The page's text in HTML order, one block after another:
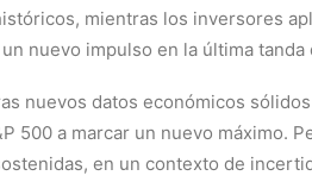
mientras los inversores
nuevo impulso en la última
nuevos datos económicos
500 a marcar un nuevo máximo.
en un contexto de